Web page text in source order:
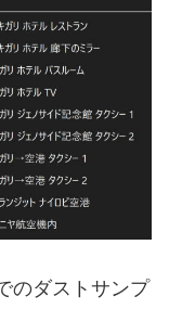
のダストサンプ